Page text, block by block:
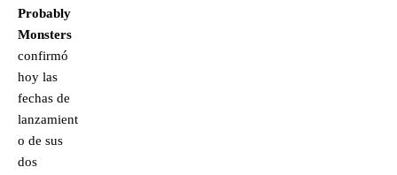
Probably
Monsters
confirmó
hoy las
fechas de
lanzamient
o de sus
dos